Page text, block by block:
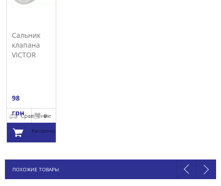
Сальник
клапана
VICTOR
98
грнСравнение
В
Рассрочку
корзину
ПОХОЖИЕ ТОВАРЫ